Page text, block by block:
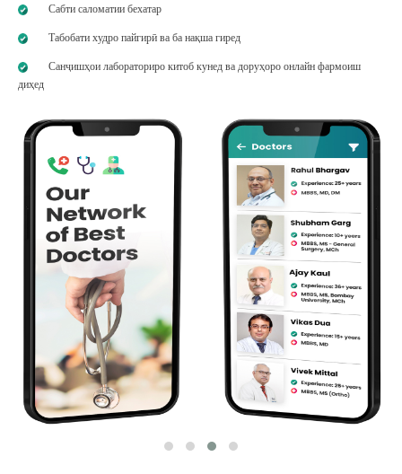
Сабти саломатии бехатар
Табобати худро пайгирӣ ва ба нақша гиред
Санҷишҳои лабораториро китоб кунед ва доруҳоро онлайн фармоиш
диҳед